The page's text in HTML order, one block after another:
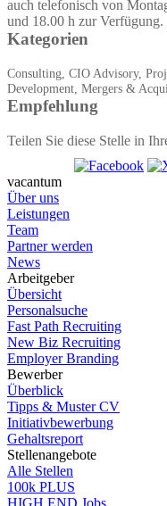
auch telefonisch von
und 18.00 h zur Verfügung.
Kategorien
Consulting, CIO Advisory,
Development, Mergers &
Empfehlung
Teilen Sie diese Stelle in
vacantum
Über uns
Leistungen
Team
Partner werden
News
Arbeitgeber
Übersicht
Personalsuche
Fast Path Recruiting
New Biz Recruiting
Employer Branding
Bewerber
Überblick
Tipps & Muster CV
Initiativbewerbung
Gehaltsreport
Stellenangebote
Alle Stellen
100k PLUS
HIGH END Jobs